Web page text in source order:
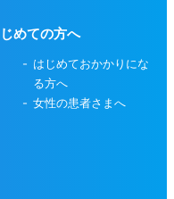
めての方へ
はじめておかかりにな
る方へ
女性の患者さまへ